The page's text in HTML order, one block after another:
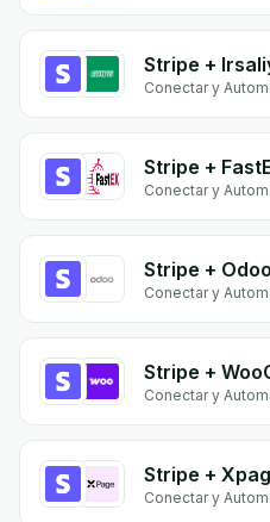
Stripe +
Conectar y
Stripe +
Conectar y
Stripe +
Conectar y
Stripe +
Conectar y
Stripe +
Conectar y